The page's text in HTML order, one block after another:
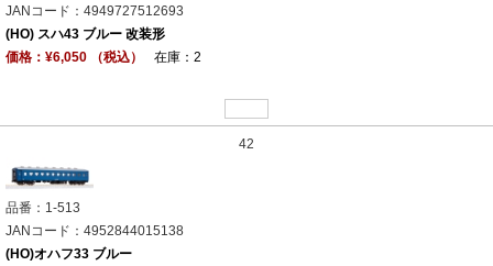
JANコード：4949727512693
(HO) スハ43 ブルー 改装形
価格：¥6,050 （税込）
在庫：2
42
品番：1-513
JANコード：4952844015138
(HO)オハフ33 ブルー